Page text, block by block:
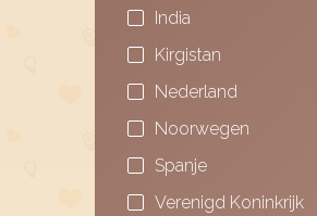
India
Kirgistan
Nederland
Noorwegen
Spanje
Verenigd Koninkrijk